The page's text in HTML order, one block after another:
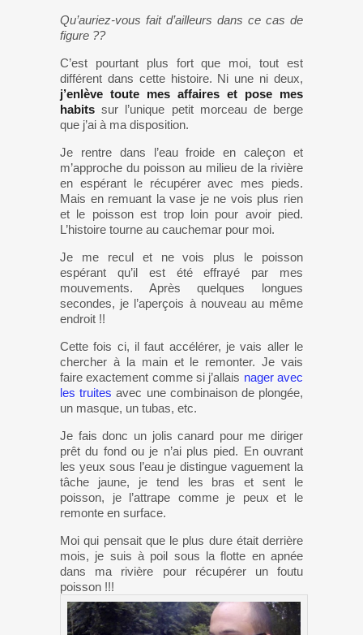
Qu’auriez-vous fait d’ailleurs dans ce cas de
figure ??
C’est pourtant plus fort que moi, tout est
différent dans cette histoire. Ni une ni deux,
j’enlève toute mes affaires et pose mes
habits sur l’unique petit morceau de berge
que j’ai à ma disposition.
Je rentre dans l’eau froide en caleçon et
m’approche du poisson au milieu de la rivière
en espérant le récupérer avec mes pieds.
Mais en remuant la vase je ne vois plus rien
et le poisson est trop loin pour avoir pied.
L’histoire tourne au cauchemar pour moi.
Je me recul et ne vois plus le poisson
espérant qu’il est été effrayé par mes
mouvements. Après quelques longues
secondes, je l’aperçois à nouveau au même
endroit !!
Cette fois ci, il faut accélérer, je vais aller le
chercher à la main et le remonter. Je vais
faire exactement comme si j’allais nager avec
les truites avec une combinaison de plongée,
un masque, un tubas, etc.
Je fais donc un jolis canard pour me diriger
prêt du fond ou je n’ai plus pied. En ouvrant
les yeux sous l’eau je distingue vaguement la
tâche jaune, je tend les bras et sent le
poisson, je l’attrape comme je peux et le
remonte en surface.
Moi qui pensait que le plus dure était derrière
mois, je suis à poil sous la flotte en apnée
dans ma rivière pour récupérer un foutu
poisson !!!